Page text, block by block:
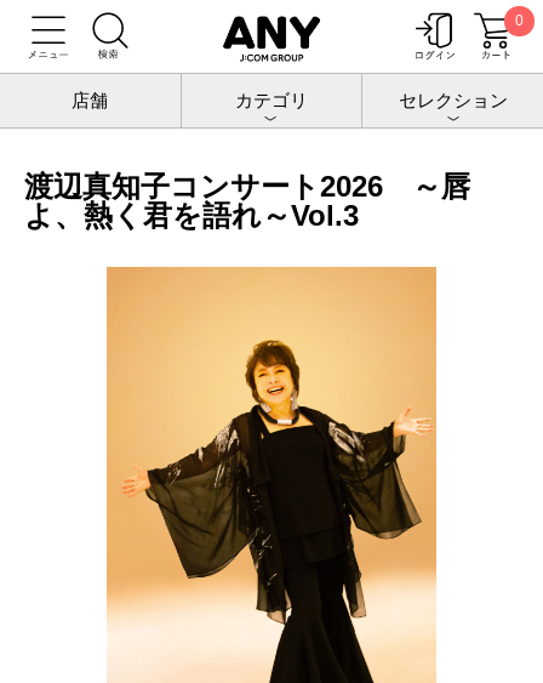
0
店舗 カテゴリ セレクション
トップ チケットポート 公演
渡辺真知子コンサート2026 ～唇よ、熱く君を語れ～Vol.3
渡辺真知子コンサート2026 ～唇
よ、熱く君を語れ～Vol.3